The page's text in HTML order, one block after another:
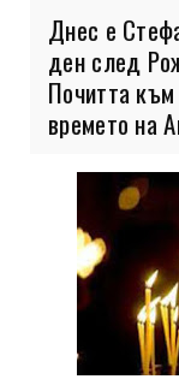
Днес е
ден след
Почитта
времето на